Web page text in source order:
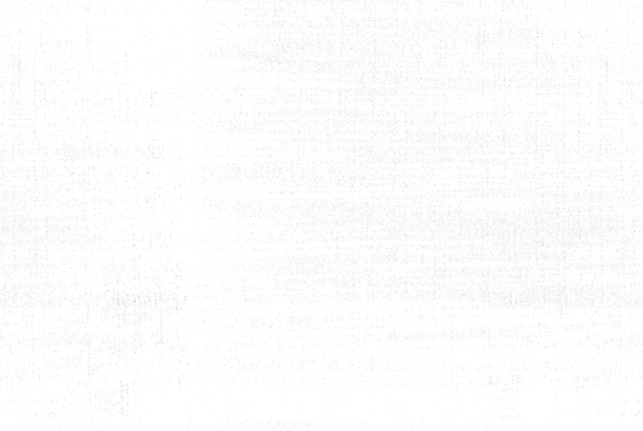
: CONSEILS POUR RESTER PROPRE